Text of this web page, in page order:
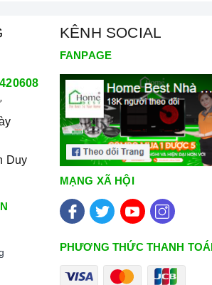
đã làm hài lòng rất nhiều khách
khuẩn cao, an toàn cho sức
kế không xuống màu trong quá
thước cắt đá 860 mm x 430 mm
thấm vĩnh viễn.
xứng đáng là một trong những
không thể trong gian bếp của
bận rộn đối với những người
gia đình mình.
Duy
KÊNH SOCIAL
FANPAGE
MẠNG XÃ HỘI
PHƯƠNG THỨC THANH